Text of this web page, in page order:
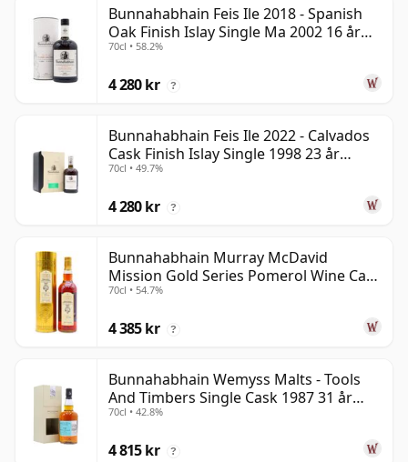
Bunnahabhain Feis Ile 2018 - Spanish
Oak Finish Islay Single Ma 2002 16 år
gammal
70cl • 58.2%
4 280 kr ?
Bunnahabhain Feis Ile 2022 - Calvados
Cask Finish Islay Single 1998 23 år
gammal
70cl • 49.7%
4 280 kr ?
Bunnahabhain Murray McDavid
Mission Gold Series Pomerol Wine Ca
1997 21 år gammal
70cl • 54.7%
4 385 kr ?
Bunnahabhain Wemyss Malts - Tools
And Timbers Single Cask 1987 31 år
gammal
70cl • 42.8%
4 815 kr ?